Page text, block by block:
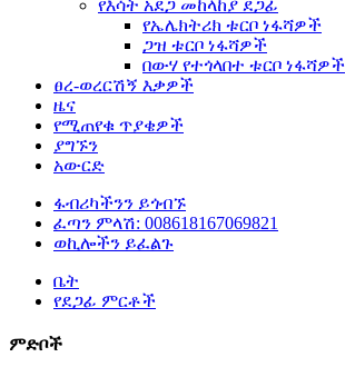
የእሳት አደጋ መከላከያ ደጋፊ
የኤሌክትሪክ ቱርቦ ነፋሻዎች
ጋዝ ቱርቦ ነፋሻዎች
በውሃ የተጎላበተ ቱርቦ ነፋሻዎች
ፀረ-ወረርሽኝ እቃዎች
ዜና
የሚጠየቁ ጥያቄዎች
ያግኙን
አውርድ
ፋብሪካችንን ይጎብኙ
ፈጣን ምላሽ: 008618167069821
ወኪሎችን ይፈልጉ
ቤት
የደጋፊ ምርቶች
ምድቦች